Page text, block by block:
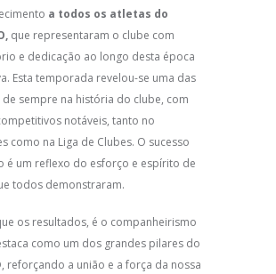
a todos os atletas do
que representaram o clube com
e dedicação ao longo desta época
Esta temporada revelou-se uma das
sempre na história do clube, com
notáveis, tanto no
como na Liga de Clubes. O sucesso
é um reflexo do esforço e espírito de
todos demonstraram.
os resultados, é o companheirismo
como um dos grandes pilares do
reforçando a união e a força da nossa